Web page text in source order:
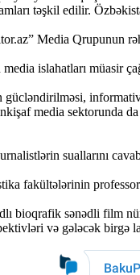
təşkil edilir.
Media
islahatları müasir
informativ
media sektorunda
suallarını
fakültələrinin
bioqrafik sənədli film
və gələcək birgə